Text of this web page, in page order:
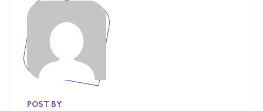
POST BY